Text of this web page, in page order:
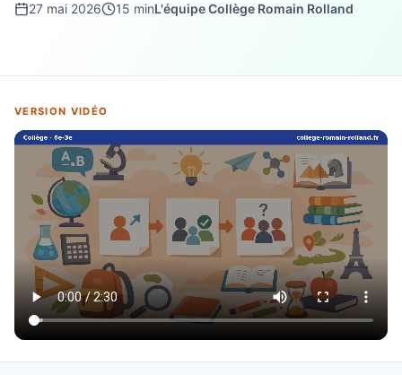
27 mai 2026 15 minL'équipe Collège Romain Rolland
VERSION VIDÉO